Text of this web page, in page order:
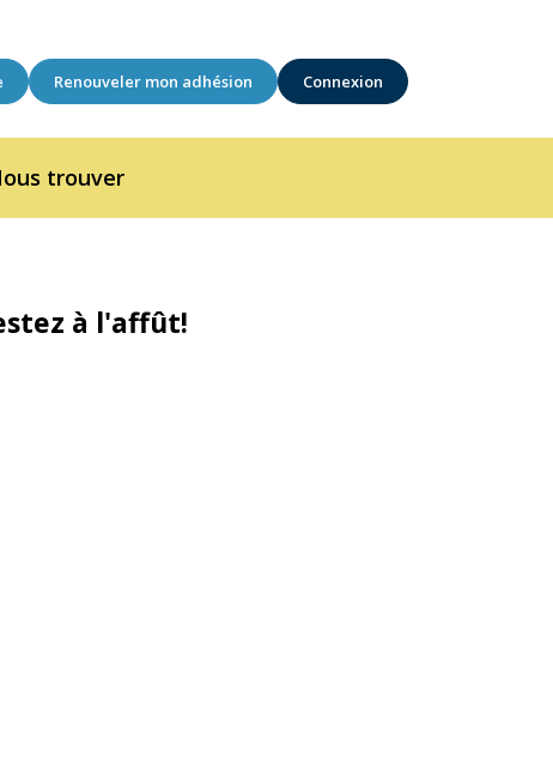
Renouveler mon adhésion Connexion
trouver
à l'affût!